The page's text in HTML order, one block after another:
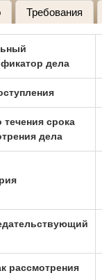
Требования
дела
течения срока
дела
рассмотрения